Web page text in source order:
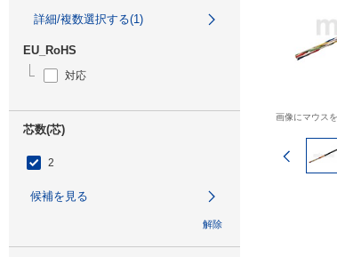
詳細/複数選択する(1)
EU_RoHS
対応
芯数(芯)
2
候補を見る
解除
画像にマウス
前のペ